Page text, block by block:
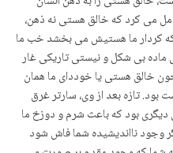
می کرد که خالق هستی نه ذهن،
کردار ما هستیش می بخشد خب ما
بی شکل و نیستی تاریکی غار
خالق هستی یا خوددای ما همان
تازه بعد از وی، سارتر غرق
دیگری بود که باعث شرم و دوزخ ما
وجود نااندیشیده شما فاش شود